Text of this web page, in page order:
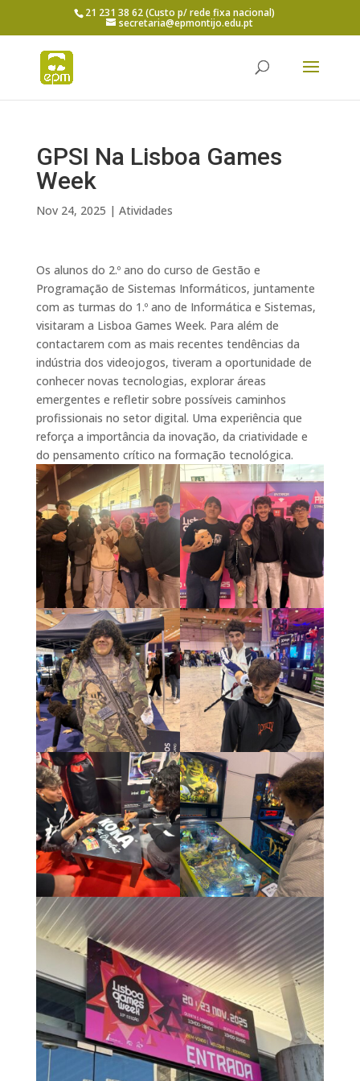
21 231 38 62 (Custo p/ rede fixa nacional)
secretaria@epmontijo.edu.pt
GPSI Na Lisboa Games
Week
Nov 24, 2025 | Atividades
Os alunos do 2.º ano do curso de Gestão e
Programação de Sistemas Informáticos, juntamente
com as turmas do 1.º ano de Informática e Sistemas,
visitaram a Lisboa Games Week. Para além de
contactarem com as mais recentes tendências da
indústria dos videojogos, tiveram a oportunidade de
conhecer novas tecnologias, explorar áreas
emergentes e refletir sobre possíveis caminhos
profissionais no setor digital. Uma experiência que
reforça a importância da inovação, da criatividade e
do pensamento crítico na formação tecnológica.